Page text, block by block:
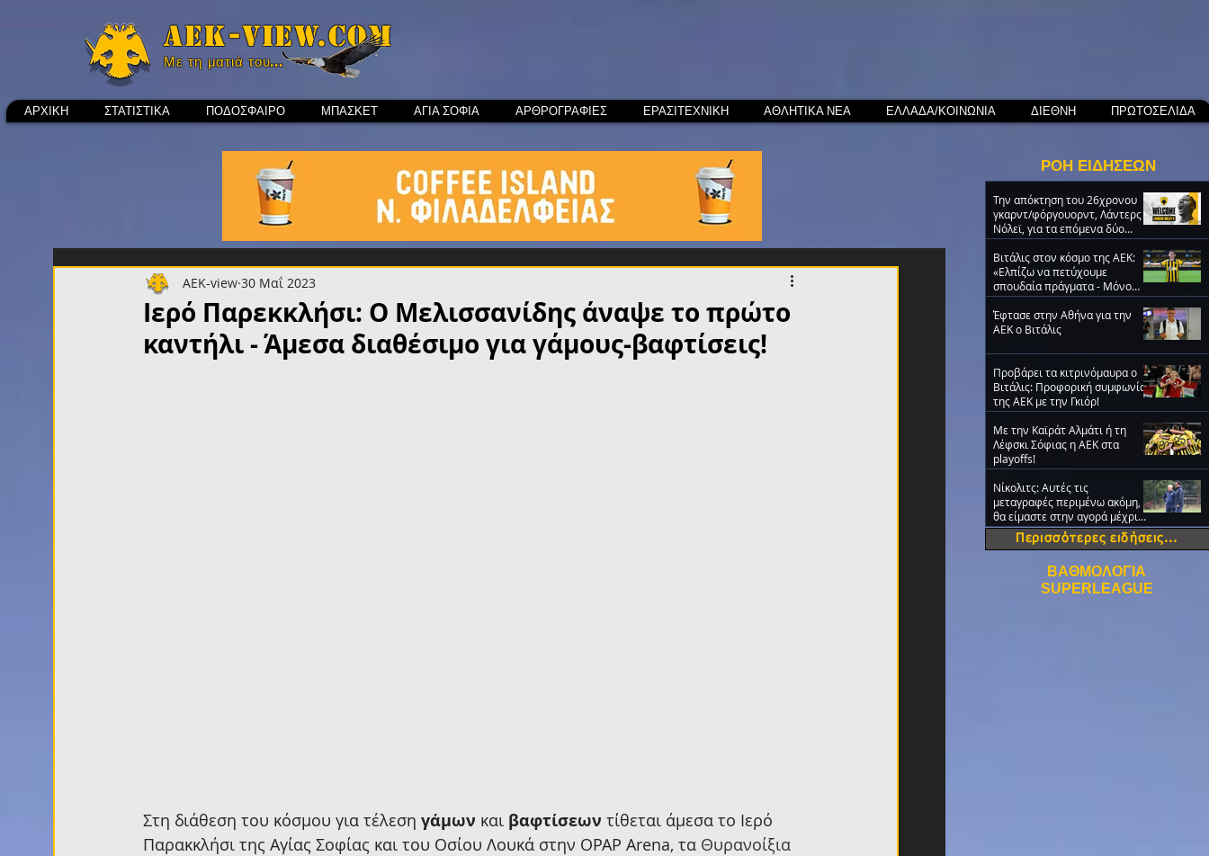
Aek-view.com
Με τη ματιά του...
ΑΡΧΙΚΗ ΣΤΑΤΙΣΤΙΚΑ ΠΟΔΟΣΦΑΙΡΟ ΜΠΑΣΚΕΤ ΑΓΙΑ ΣΟΦΙΑ ΑΡΘΡΟΓΡΑΦΙΕΣ ΕΡΑΣΙΤΕΧΝΙΚΗ ΑΘΛΗΤΙΚΑ ΝΕΑ ΕΛΛΑΔΑ/ΚΟΙΝΩΝΙΑ ΔΙΕΘΝΗ ΠΡΩΤΟΣΕΛΙΔΑ
Ιερό Παρεκκλήσι: Ο Μελισσανίδης άναψε το πρώτο
καντήλι - Άμεσα διαθέσιμο για γάμους-βαφτίσεις!
AEK-view 30 Μαΐ 2023
Στη διάθεση του κόσμου για τέλεση γάμων και βαφτίσεων τίθεται άμεσα το Ιερό
Παρακκλήσι της Αγίας Σοφίας και του Οσίου Λουκά στην OPAP Arena, τα Θυρανοίξια
ΡΟΗ ΕΙΔΗΣΕΩΝ
Την απόκτηση του 26χρονου
γκαρντ/φόργουορντ, Λάντερς
Νόλεϊ, για τα επόμενα δύο
χρόνια ανακοίνωσε η ΑΕΚ
Βιτάλις στον κόσμο της ΑΕΚ:
«Ελπίζω να πετύχουμε
σπουδαία πράγματα - Μόνο
ΑΕΚ!» (VIDEO)
Έφτασε στην Αθήνα για την
ΑΕΚ ο Βιτάλις
Προβάρει τα κιτρινόμαυρα ο
Βιτάλις: Προφορική συμφωνία
της ΑΕΚ με την Γκιόρ!
Με την Καϊράτ Αλμάτι ή τη
Λέφσκι Σόφιας η ΑΕΚ στα
playoffs!
Νίκολιτς: Αυτές τις
μεταγραφές περιμένω ακόμη,
θα είμαστε στην αγορά μέχρι
την τελευταία ημέρα
ΒΑΘΜΟΛΟΓΙΑ
SUPERLEAGUE
Περισσότερες ειδήσεις...